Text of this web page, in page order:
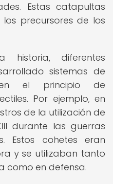
Estas catapultas
precursores de los
diferentes
sistemas de
el principio de
Por ejemplo, en
de la utilización de
durante las guerras
Estos cohetes eran
y se utilizaban tanto
como en defensa.